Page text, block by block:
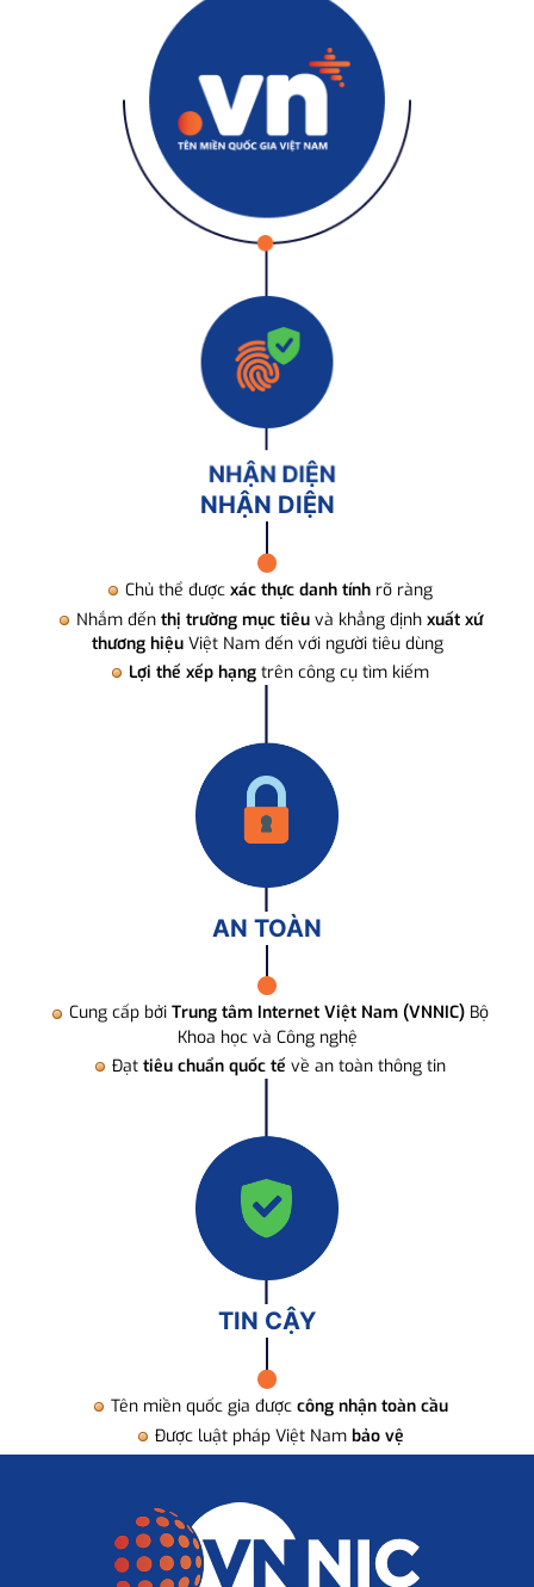
NHẬN DIỆN
Chủ thể được xác thực danh tính rõ ràng
Nhắm đến thị trường mục tiêuvà khẳng định xuất xứ
thương hiệuViệt Nam đến với người tiêu dùng
Lợi thế xếp hạng trên công cụ tìm kiếm
AN TOÀN
Cung cấp bởi Trung tâm Internet Việt Nam (VNNIC) Bộ
Khoa học và Công nghệ
Đạt tiêu chuẩn quốc tế về an toàn thông tin
TIN CẬY
Tên miền quốc gia được công nhận toàn cầu
Được luật pháp Việt Nam bảo vệ